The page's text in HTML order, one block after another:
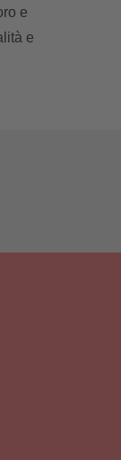
e
e